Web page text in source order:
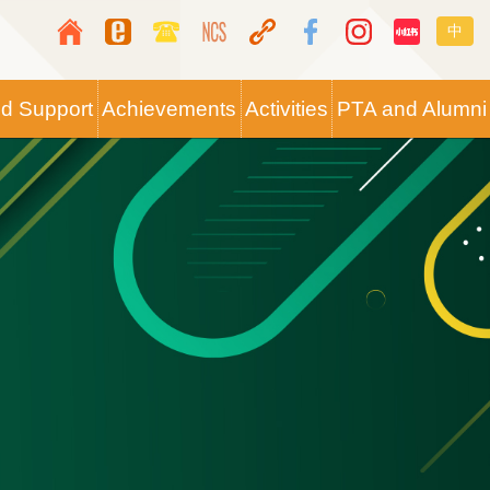
Top
Media
Icon
Button
中
Support Achievements Activities PTA and Alumni